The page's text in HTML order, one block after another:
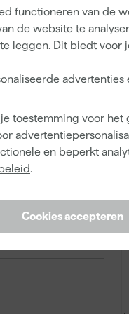
functioneren van de
de website te
leggen. Dit biedt voor
advertenties
toestemming voor het
en beperkt
.
Cookies accepteren
4 cm
4 cm
Nee
8711451031063
7064